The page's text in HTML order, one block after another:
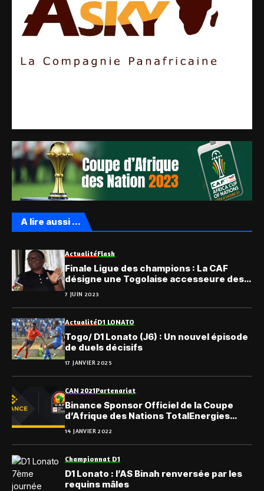
A lire aussi ...
ActualitéFlash
Finale Ligue des champions : La CAF
désigne une Togolaise accesseure des
arbitres
7 JUIN 2023
ActualitéD1 LONATO
Togo/ D1 Lonato (J6) : Un nouvel épisode
de duels décisifs
17 JANVIER 2025
CAN 2021Partenariat
Binance Sponsor Officiel de la Coupe
d’Afrique des Nations TotalEnergies
(CAN 2021)
14 JANVIER 2022
Championnat D1
D1 Lonato : l’AS Binah renversée par les
requins mâles